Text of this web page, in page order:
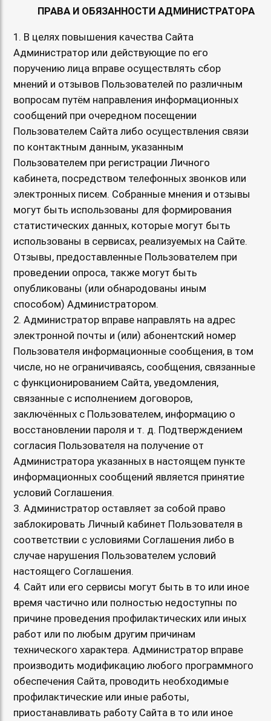
ПРАВА И ОБЯЗАННОСТИ АДМИНИСТРАТОРА
1. В целях повышения качества Сайта
Администратор или действующие по его
поручению лица вправе осуществлять сбор
мнений и отзывов Пользователей по различным
вопросам путём направления информационных
сообщений при очередном посещении
Пользователем Сайта либо осуществления связи
по контактным данным, указанным
Пользователем при регистрации Личного
кабинета, посредством телефонных звонков или
электронных писем. Собранные мнения и отзывы
могут быть использованы для формирования
статистических данных, которые могут быть
использованы в сервисах, реализуемых на Сайте.
Отзывы, предоставленные Пользователем при
проведении опроса, также могут быть
опубликованы (или обнародованы иным
способом) Администратором.
2. Администратор вправе направлять на адрес
электронной почты и (или) абонентский номер
Пользователя информационные сообщения, в том
числе, но не ограничиваясь, сообщения, связанные
с функционированием Сайта, уведомления,
связанные с исполнением договоров,
заключённых с Пользователем, информацию о
восстановлении пароля и т. д. Подтверждением
согласия Пользователя на получение от
Администратора указанных в настоящем пункте
информационных сообщений является принятие
условий Соглашения.
3. Администратор оставляет за собой право
заблокировать Личный кабинет Пользователя в
соответствии с условиями Соглашения либо в
случае нарушения Пользователем условий
настоящего Соглашения.
4. Сайт или его сервисы могут быть в то или иное
время частично или полностью недоступны по
причине проведения профилактических или иных
работ или по любым другим причинам
технического характера. Администратор вправе
производить модификацию любого программного
обеспечения Сайта, проводить необходимые
профилактические или иные работы,
приостанавливать работу Сайта в то или иное